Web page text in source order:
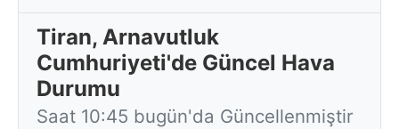
Tiran, Arnavutluk
Cumhuriyeti'de Güncel Hava
Durumu
Saat 10:45 bugün'da Güncellenmiştir